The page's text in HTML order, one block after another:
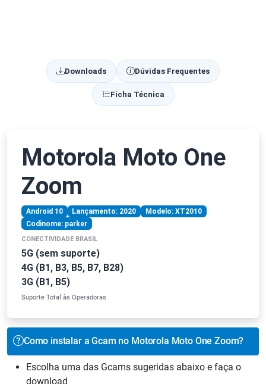
Downloads Dúvidas Frequentes
Ficha Técnica
Motorola Moto One
Zoom
Android 10 Lançamento: 2020
Modelo: XT2010
Codinome: parker
CONECTIVIDADE BRASIL
5G (sem suporte)
4G (B1, B3, B5, B7, B28)
3G (B1, B5)
Suporte Total às Operadoras
Como instalar a Gcam no Motorola Moto One Zoom?
Escolha uma das Gcams sugeridas abaixo e faça o
download